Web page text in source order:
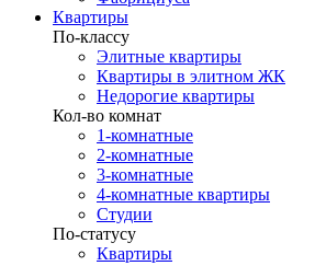
Квартиры
По-классу
Элитные квартиры
Квартиры в элитном ЖК
Недорогие квартиры
Кол-во комнат
1-комнатные
2-комнатные
3-комнатные
4-комнатные квартиры
Студии
По-статусу
Квартиры